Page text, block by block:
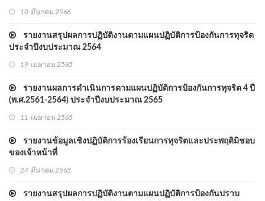
10 มีนาคม 2566
รายงานสรุปผลการปฏิบัติงานตามแผนปฏิบัติการป้องกันการทุจริต
ประจำปีงบประมาณ 2564
19 เมษายน 2565
รายงานผลการดำเนินการตามแผนปฏิบัติการป้องกันการทุจริต 4 ปี
(พ.ศ.2561-2564) ประจำปีงบประมาณ 2565
11 เมษายน 2565
รายงานข้อมูลเชิงปฏิบัติการร้องเรียนการทุจริตและประพฤติมิชอบ
ของเจ้าหน้าที่
24 มีนาคม 2565
รายงานสรุปผลการปฏิบัติงานตามแผนปฏิบัติการป้องกันปราบ